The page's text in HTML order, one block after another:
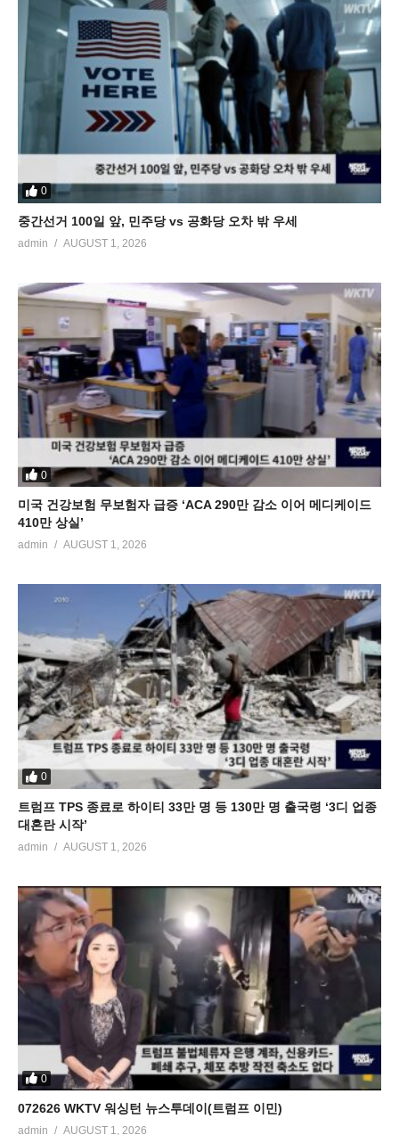
0
중간선거 100일 앞, 민주당 vs 공화당 오차 밖 우세
admin AUGUST 1, 2026
0
미국 건강보험 무보험자 급증 ‘ACA 290만 감소 이어 메디케이드
410만 상실’
admin AUGUST 1, 2026
0
트럼프 TPS 종료로 하이티 33만 명 등 130만 명 출국령 ‘3디 업종
대혼란 시작’
admin AUGUST 1, 2026
0
072626 WKTV 워싱턴 뉴스투데이(트럼프 이민)
admin AUGUST 1, 2026